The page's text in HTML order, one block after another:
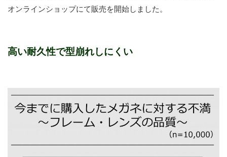
オンラインショップにて販売を開始しました。
高い耐久性で型崩れしにくい